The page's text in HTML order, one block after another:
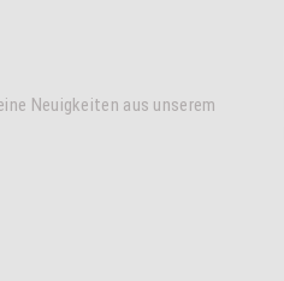
Neuigkeiten aus unserem